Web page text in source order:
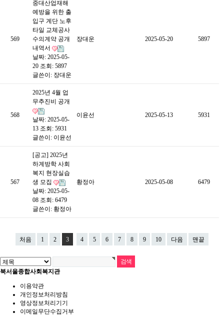
569
중대산업재해
예방을 위한 출
입구 계단 노후
타일 교체공사
수의계약 공개
내역서
날짜: 2025-05-
20 조회: 5897
글쓴이: 장대운
장대운 2025-05-20 5897
568
2025년 4월 업
무추진비 공개
날짜: 2025-05-
13 조회: 5931
글쓴이: 이윤선
이윤선 2025-05-13 5931
567
[공고] 2025년
하계방학 사회
복지 현장실습
생 모집
날짜: 2025-05-
08 조회: 6479
글쓴이: 황정아
황정아 2025-05-08 6479
처음 1 2 3 4 5 6 7 8 9 10 다음 맨끝
북서울종합사회복지관
이용약관
개인정보처리방침
영상정보처리기기
이메일무단수집거부